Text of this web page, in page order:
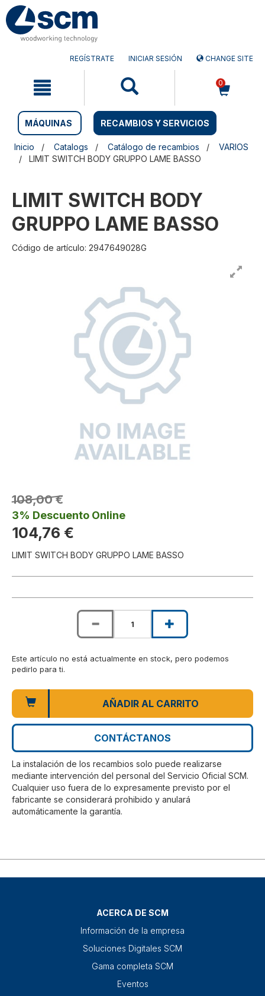
Saltar
contenido
Saltar
menú
REGÍSTRATE INICIAR SESIÓN CHANGE SITE
0
MÁQUINAS RECAMBIOS Y SERVICIOS
Inicio Catalogs Catálogo de recambios
VARIOS
LIMIT SWITCH BODY GRUPPO LAME BASSO
LIMIT SWITCH BODY
GRUPPO LAME BASSO
Código de artículo: 2947649028G
108,00 €
3% Descuento Online
104,76 €
LIMIT SWITCH BODY GRUPPO LAME BASSO
Este artículo no está actualmente en stock, pero podemos
pedirlo para ti.
AÑADIR AL CARRITO
CONTÁCTANOS
La instalación de los recambios solo puede realizarse
mediante intervención del personal del Servicio Oficial SCM.
Cualquier uso fuera de lo expresamente previsto por el
fabricante se considerará prohibido y anulará
automáticamente la garantía.
ACERCA DE SCM
Información de la empresa
Soluciones Digitales SCM
Gama completa SCM
Eventos